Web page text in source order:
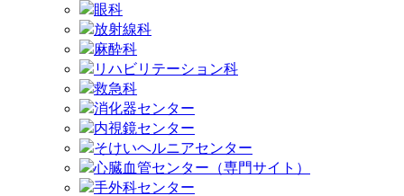
眼科
放射線科
麻酔科
リハビリテーション科
救急科
消化器センター
内視鏡センター
そけいヘルニアセンター
心臓血管センター（専門サイト）
手外科センター